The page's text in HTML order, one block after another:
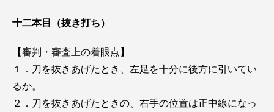
十二本目（抜き打ち）
【審判・審査上の着眼点】
１．刀を抜きあげたとき、左足を十分に後方に引いてい
るか。
２．刀を抜きあげたときの、右手の位置は正中線になっ